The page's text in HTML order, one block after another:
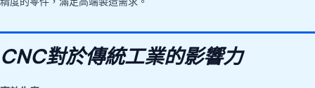
CNC對於傳統工業的影響力